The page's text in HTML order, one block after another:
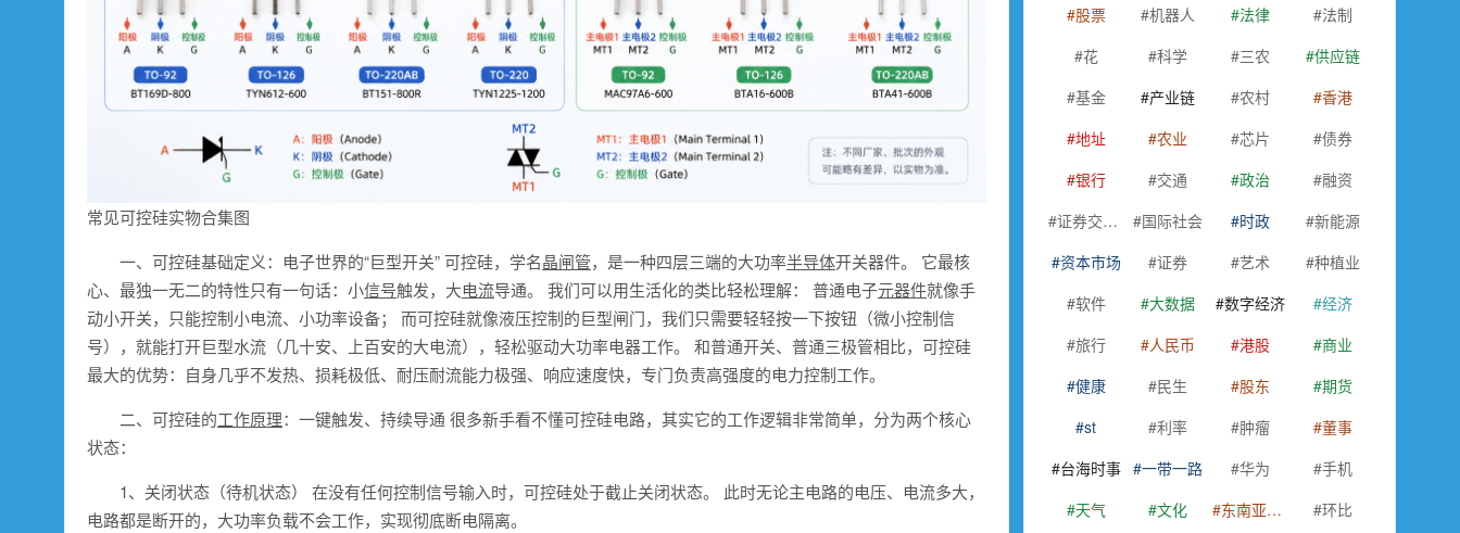
常见可控硅实物合集图
一、可控硅基础定义：电子世界的“巨型开关” 可控硅，学名晶闸管，是一种四层三端的大功率半导体开关器件。 它最核
心、最独一无二的特性只有一句话：小信号触发，大电流导通。 我们可以用生活化的类比轻松理解： 普通电子元器件就像手
动小开关，只能控制小电流、小功率设备； 而可控硅就像液压控制的巨型闸门，我们只需要轻轻按一下按钮（微小控制信
号），就能打开巨型水流（几十安、上百安的大电流），轻松驱动大功率电器工作。 和普通开关、普通三极管相比，可控硅
最大的优势：自身几乎不发热、损耗极低、耐压耐流能力极强、响应速度快，专门负责高强度的电力控制工作。
二、可控硅的工作原理：一键触发、持续导通 很多新手看不懂可控硅电路，其实它的工作逻辑非常简单，分为两个核心
状态：
1、关闭状态（待机状态） 在没有任何控制信号输入时，可控硅处于截止关闭状态。 此时无论主电路的电压、电流多大，
电路都是断开的，大功率负载不会工作，实现彻底断电隔离。
股票
机器人 法律
法制
花
科学 三农
供应链
基金
产业链 农村
香港
地址
农业 芯片
债券
银行
交通 政治
融资
证券交易所
国际社会 时政
新能源
资本市场
证券 艺术
种植业
软件
大数据 数字经济
经济
旅行
人民币 港股
商业
健康
民生 股东
期货
st
利率 肿瘤
董事
台海时事
一带一路 华为
手机
天气
文化 东南亚国家联盟
环比